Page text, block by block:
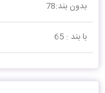
بدون بند:78
با بند : 65